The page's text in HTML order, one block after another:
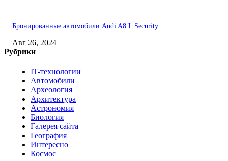
Бронированные автомобили Audi A8 L Security
Авг 26, 2024
Рубрики
IT-технологии
Автомобили
Археология
Архитектура
Астрономия
Биология
Галерея сайта
География
Интересно
Космос